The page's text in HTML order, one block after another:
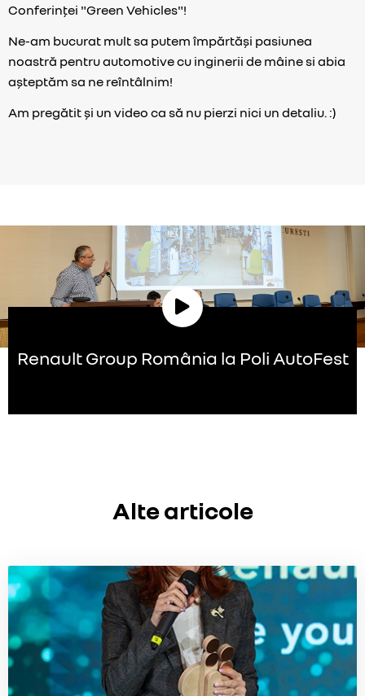
Conferinței "Green Vehicles"!
Ne-am bucurat mult sa putem împărtăși pasiunea
noastră pentru automotive cu inginerii de mâine si abia
așteptăm sa ne reîntâlnim!
Am pregătit și un video ca să nu pierzi nici un detaliu. :)
Renault Group România la Poli AutoFest
Alte articole